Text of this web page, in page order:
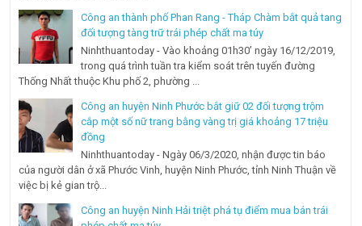
Công an thành phố Phan Rang - Tháp Chàm bắt quả tang
đối tượng tàng trữ trái phép chất ma túy
Ninhthuantoday - Vào khoảng 01h30’ ngày 16/12/2019,
trong quá trình tuần tra kiểm soát trên tuyến đường
Thống Nhất thuộc Khu phố 2, phường ...
Công an huyện Ninh Phước bắt giữ 02 đối tượng trộm
cắp một số nữ trang bằng vàng trị giá khoảng 17 triệu
đồng
Ninhthuantoday - Ngày 06/3/2020, nhận được tin báo
của người dân ở xã Phước Vinh, huyện Ninh Phước, tỉnh Ninh Thuận về
việc bị kẻ gian trộ...
Công an huyện Ninh Hải triệt phá tụ điểm mua bán trái